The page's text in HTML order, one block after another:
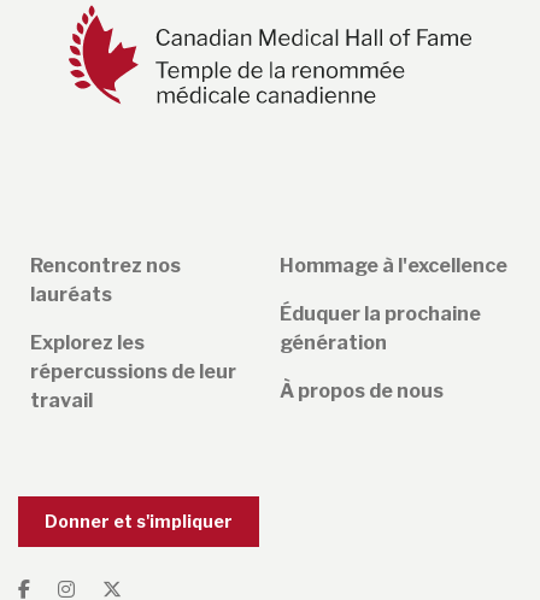
Rencontrez nos
lauréats
Explorez les
répercussions de leur
travail
Hommage à l'excellence
Éduquer la prochaine
génération
À propos de nous
Donner et s'impliquer